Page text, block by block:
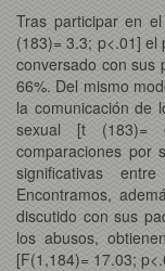
Tras participar en
(183)= 3.3; p<.01]
conversado con sus
66%. Del mismo
la comunicación de
sexual [t (183)=
comparaciones por
significativas
Encontramos,
discutido con sus
los abusos,
[F(1,184)= 17.03;